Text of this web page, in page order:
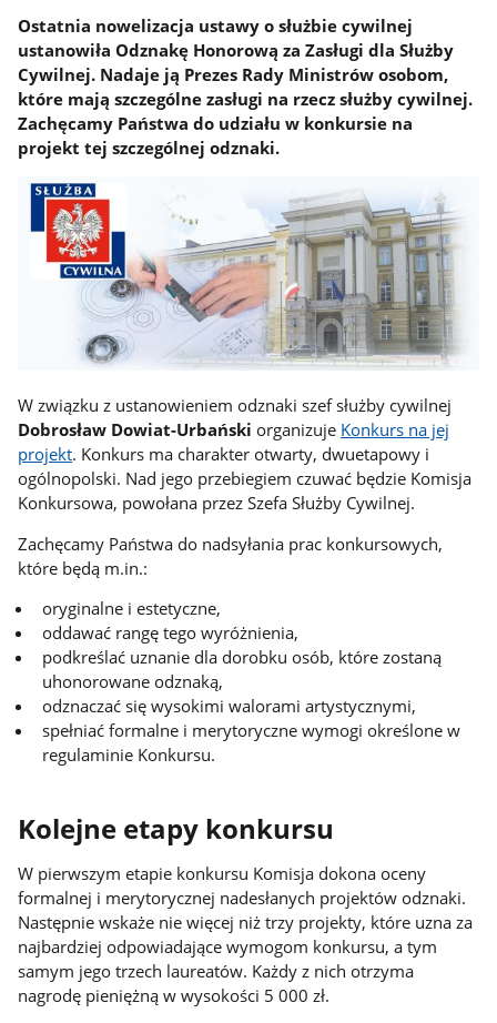
Ostatnia nowelizacja ustawy o służbie cywilnej
ustanowiła Odznakę Honorową za Zasługi dla Służby
Cywilnej. Nadaje ją Prezes Rady Ministrów osobom,
które mają szczególne zasługi na rzecz służby cywilnej.
Zachęcamy Państwa do udziału w konkursie na
projekt tej szczególnej odznaki.
W związku z ustanowieniem odznaki szef służby cywilnej
Dobrosław Dowiat-Urbański organizuje Konkurs na jej
projekt. Konkurs ma charakter otwarty, dwuetapowy i
ogólnopolski. Nad jego przebiegiem czuwać będzie Komisja
Konkursowa, powołana przez Szefa Służby Cywilnej.
Zachęcamy Państwa do nadsyłania prac konkursowych,
które będą m.in.:
oryginalne i estetyczne,
oddawać rangę tego wyróżnienia,
podkreślać uznanie dla dorobku osób, które zostaną
uhonorowane odznaką,
odznaczać się wysokimi walorami artystycznymi,
spełniać formalne i merytoryczne wymogi określone w
regulaminie Konkursu.
Kolejne etapy konkursu
W pierwszym etapie konkursu Komisja dokona oceny
formalnej i merytorycznej nadesłanych projektów odznaki.
Następnie wskaże nie więcej niż trzy projekty, które uzna za
najbardziej odpowiadające wymogom konkursu, a tym
samym jego trzech laureatów. Każdy z nich otrzyma
nagrodę pieniężną w wysokości 5 000 zł.